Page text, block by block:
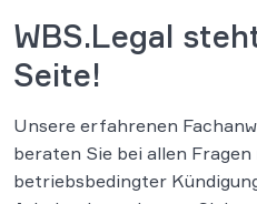
WBS.Legal
Seite!
Unsere erfahrenen
beraten Sie bei allen Fragen
betriebsbedingter